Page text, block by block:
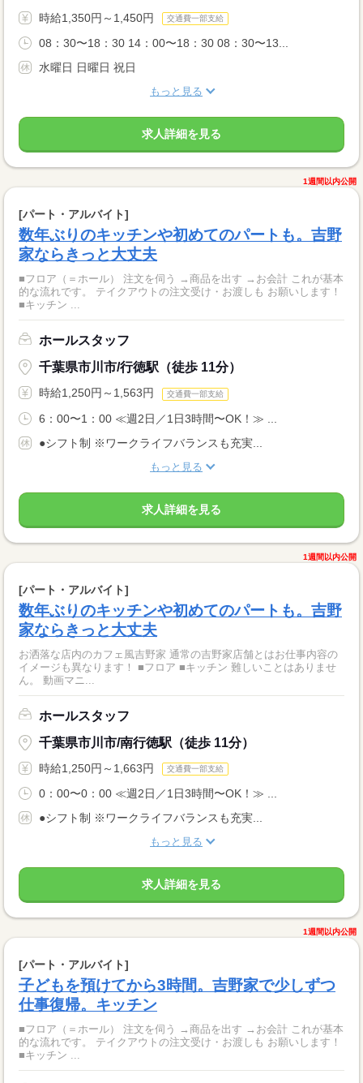
時給1,350円～1,450円 交通費一部支給
08：30〜18：30 14：00〜18：30 08：30〜13...
水曜日 日曜日 祝日
もっと見る
求人詳細を見る
1週間以内公開
[パート・アルバイト]
数年ぶりのキッチンや初めてのパートも。吉野
家ならきっと大丈夫
■フロア（＝ホール） 注文を伺う →商品を出す →お会計 これが基本
的な流れです。 テイクアウトの注文受け・お渡しも お願いします！
■キッチン ...
ホールスタッフ
千葉県市川市/行徳駅（徒歩 11分）
時給1,250円～1,563円 交通費一部支給
6：00〜1：00 ≪週2日／1日3時間〜OK！≫ ...
●シフト制 ※ワークライフバランスも充実...
もっと見る
求人詳細を見る
1週間以内公開
[パート・アルバイト]
数年ぶりのキッチンや初めてのパートも。吉野
家ならきっと大丈夫
お洒落な店内のカフェ風吉野家 通常の吉野家店舗とはお仕事内容の
イメージも異なります！ ■フロア ■キッチン 難しいことはありませ
ん。 動画マニ...
ホールスタッフ
千葉県市川市/南行徳駅（徒歩 11分）
時給1,250円～1,663円 交通費一部支給
0：00〜0：00 ≪週2日／1日3時間〜OK！≫ ...
●シフト制 ※ワークライフバランスも充実...
もっと見る
求人詳細を見る
1週間以内公開
[パート・アルバイト]
子どもを預けてから3時間。吉野家で少しずつ
仕事復帰。キッチン
■フロア（＝ホール） 注文を伺う →商品を出す →お会計 これが基本
的な流れです。 テイクアウトの注文受け・お渡しも お願いします！
■キッチン ...